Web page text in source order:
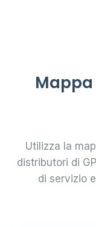
Mappa
Utilizza la
distributori di
di servizio